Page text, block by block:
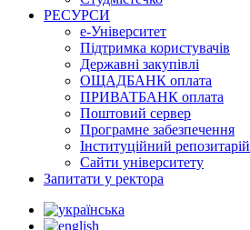
РЕСУРСИ
е-Університет
Підтримка користувачів
Державні закупівлі
ОЩАДБАНК оплата
ПРИВАТБАНК оплата
Поштовий сервер
Програмне забезпечення
Інституційний репозитарій
Сайти університету
Запитати у ректора